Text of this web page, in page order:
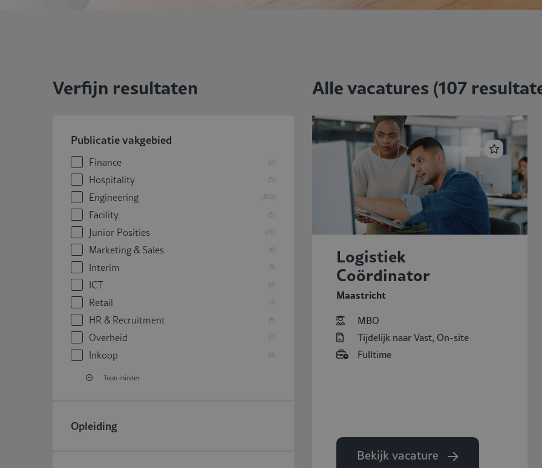
Verfijn resultaten
Publicatie vakgebied
Finance 2
Hospitality 5
Engineering 100
Facility 5
Junior Posities 10
Marketing & Sales 6
Interim 5
ICT 4
Retail 3
HR & Recruitment 9
Overheid 2
Inkoop 3
Toon minder
Opleiding
Alle vacatures (107
Logistiek
Coördinator
Maastricht
MBO
Tijdelijk naar Vast, On-site
Fulltime
Bekijk vacature